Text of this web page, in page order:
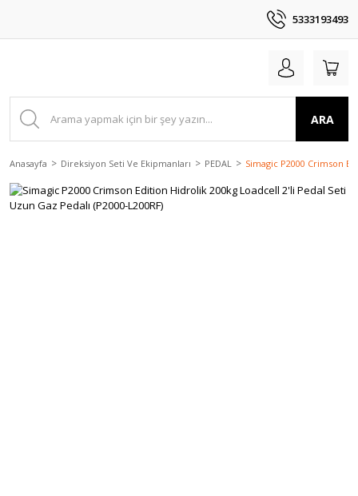
5333193493
ARA
Anasayfa Direksiyon Seti Ve Ekipmanları PEDAL Simagic P2000 Crimson